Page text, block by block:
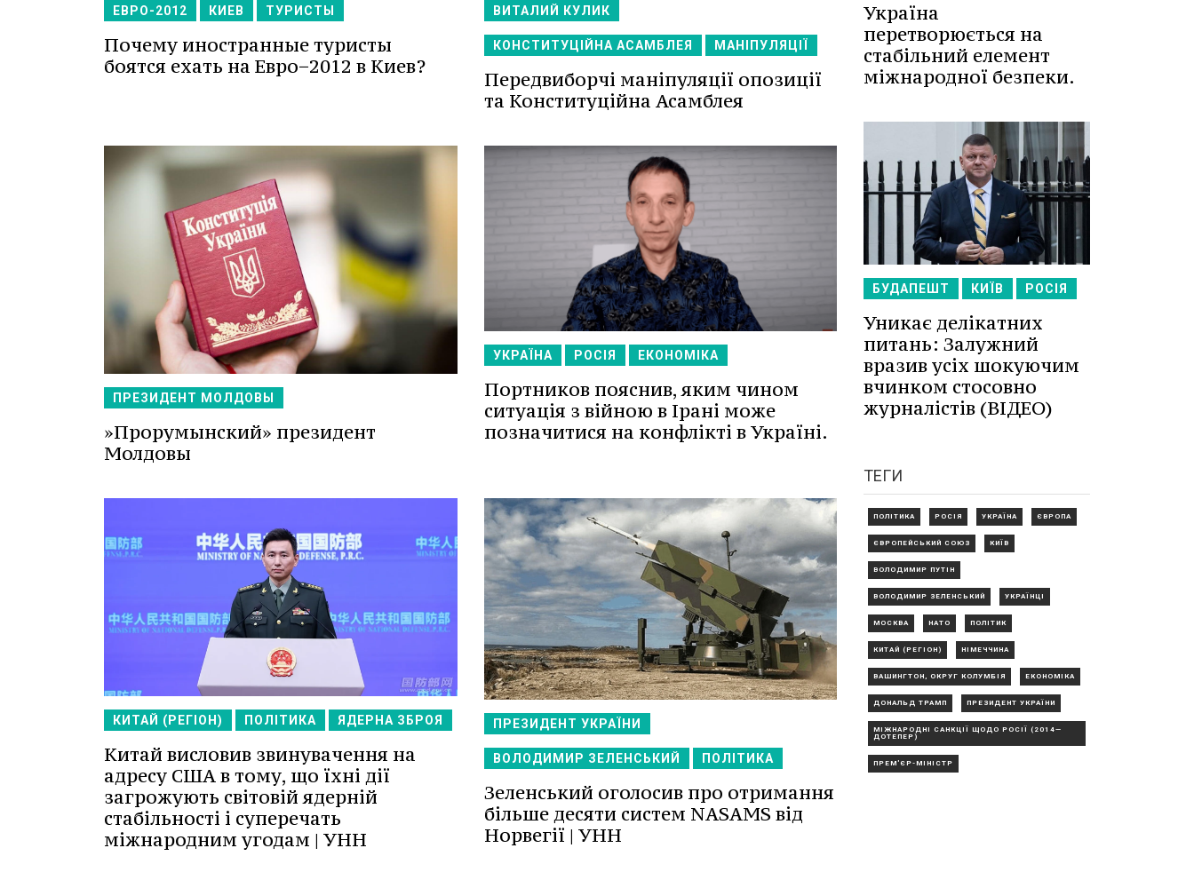
ЕВРО-2012 КИЕВ ТУРИСТЫ
Почему иностранные туристы
боятся ехать на Евро−2012 в Киев?
ВИТАЛИЙ КУЛИК
КОНСТИТУЦІЙНА АСАМБЛЕЯ МАНІПУЛЯЦІЇ
Передвиборчі маніпуляції опозиції
та Конституційна Асамблея
ПРЕЗИДЕНТ МОЛДОВЫ
»Прорумынский» президент
Молдовы
УКРАЇНА РОСІЯ ЕКОНОМІКА
Портников пояснив, яким чином
ситуація з війною в Ірані може
позначитися на конфлікті в Україні.
КИТАЙ (РЕГІОН) ПОЛІТИКА ЯДЕРНА ЗБРОЯ
Китай висловив звинувачення на
адресу США в тому, що їхні дії
загрожують світовій ядерній
стабільності і суперечать
міжнародним угодам | УНН
ПРЕЗИДЕНТ УКРАЇНИ
ВОЛОДИМИР ЗЕЛЕНСЬКИЙ ПОЛІТИКА
Зеленський оголосив про отримання
більше десяти систем NASAMS від
Норвегії | УНН
Україна
перетворюється на
стабільний елемент
міжнародної безпеки.
БУДАПЕШТ КИЇВ РОСІЯ
Уникає делікатних
питань: Залужний
вразив усіх шокуючим
вчинком стосовно
журналістів (ВІДЕО)
ТЕГИ
ПОЛІТИКА РОСІЯ УКРАЇНА ЄВРОПА
ЄВРОПЕЙСЬКИЙ СОЮЗ КИЇВ
ВОЛОДИМИР ПУТІН
ВОЛОДИМИР ЗЕЛЕНСЬКИЙ УКРАЇНЦІ
МОСКВА НАТО ПОЛІТИК
КИТАЙ (РЕГІОН) НІМЕЧЧИНА
ВАШИНГТОН, ОКРУГ КОЛУМБІЯ ЕКОНОМІКА
ДОНАЛЬД ТРАМП ПРЕЗИДЕНТ УКРАЇНИ
МІЖНАРОДНІ САНКЦІЇ ЩОДО РОСІЇ (2014—
ДОТЕПЕР)
ПРЕМ'ЄР-МІНІСТР